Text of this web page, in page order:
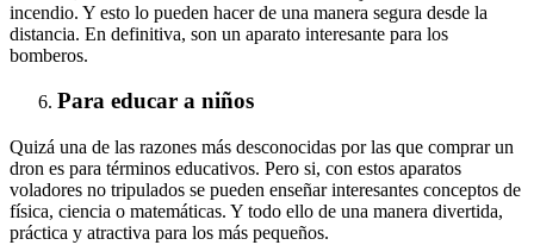
incendio. Y esto lo pueden hacer de una manera segura desde la
distancia. En definitiva, son un aparato interesante para los
bomberos.
Para educar a niños
Quizá una de las razones más desconocidas por las que comprar un
dron es para términos educativos. Pero si, con estos aparatos
voladores no tripulados se pueden enseñar interesantes conceptos de
física, ciencia o matemáticas. Y todo ello de una manera divertida,
práctica y atractiva para los más pequeños.